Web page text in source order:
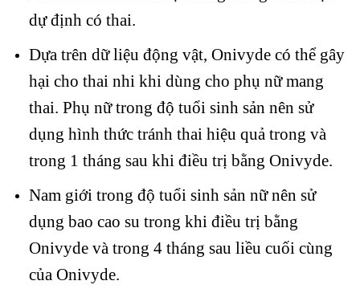
dự định có thai.
Dựa trên dữ liệu động vật, Onivyde có thể gây
hại cho thai nhi khi dùng cho phụ nữ mang
thai. Phụ nữ trong độ tuổi sinh sản nên sử
dụng hình thức tránh thai hiệu quả trong và
trong 1 tháng sau khi điều trị bằng Onivyde.
Nam giới trong độ tuổi sinh sản nữ nên sử
dụng bao cao su trong khi điều trị bằng
Onivyde và trong 4 tháng sau liều cuối cùng
của Onivyde.